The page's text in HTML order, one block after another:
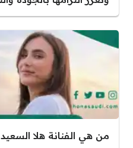
من هي الفنانة هلا السعيد